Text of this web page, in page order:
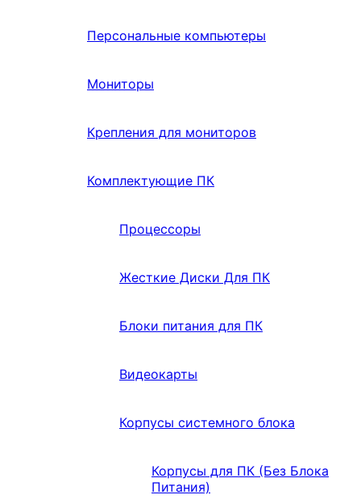
Персональные компьютеры
Мониторы
Крепления для мониторов
Комплектующие ПК
Процессоры
Жесткие Диски Для ПК
Блоки питания для ПК
Видеокарты
Корпусы системного блока
Корпусы для ПК (Без Блока
Питания)